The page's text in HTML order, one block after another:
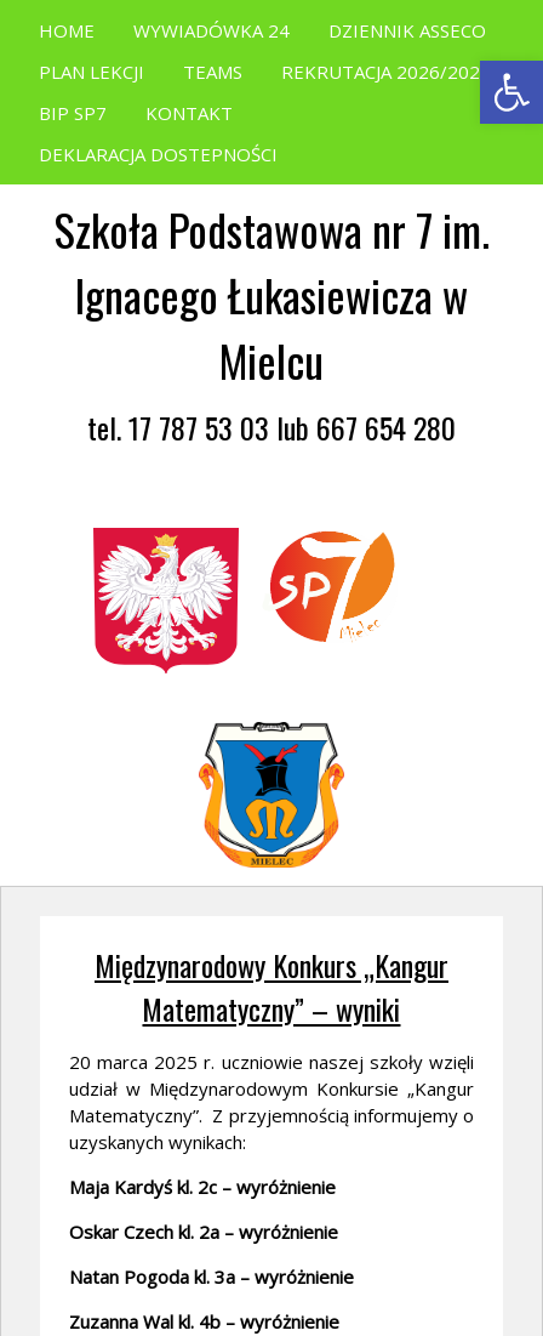
HOME WYWIADÓWKA 24
DZIENNIK ASSECO
PLAN LEKCJI
TEAMS
REKRUTACJA 2026/2027
BIP SP7
KONTAKT
DEKLARACJA DOSTEPNOŚCI
Szkoła Podstawowa nr 7 im.
Ignacego Łukasiewicza w
Mielcu
tel. 17 787 53 03 lub 667 654 280
Międzynarodowy Konkurs „Kangur
Matematyczny” – wyniki
20 marca 2025 r. uczniowie naszej szkoły wzięli
udział w Międzynarodowym Konkursie „Kangur
Matematyczny”. Z przyjemnością informujemy o
uzyskanych wynikach:
Maja Kardyś kl. 2c – wyróżnienie
Oskar Czech kl. 2a – wyróżnienie
Natan Pogoda kl. 3a – wyróżnienie
Zuzanna Wal kl. 4b – wyróżnienie